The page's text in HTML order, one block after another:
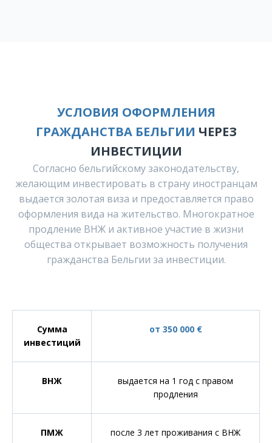
УСЛОВИЯ ОФОРМЛЕНИЯ
ГРАЖДАНСТВА БЕЛЬГИИ ЧЕРЕЗ
ИНВЕСТИЦИИ
Согласно бельгийскому законодательству,
желающим инвестировать в страну иностранцам
выдается золотая виза и предоставляется право
оформления вида на жительство. Многократное
продление ВНЖ и активное участие в жизни
общества открывает возможность получения
гражданства Бельгии за инвестиции.
Сумма
инвестиций
от 350 000 €
ВНЖ
выдается на 1 год с правом
продления
ПМЖ после 3 лет проживания с ВНЖ